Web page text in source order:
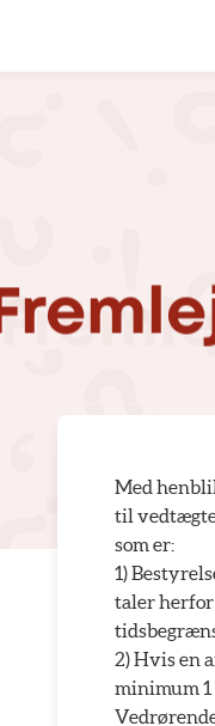
Med
til
som er:
1)
taler herfor
2) Hvis en
minimum 1